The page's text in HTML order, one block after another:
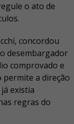
o ato de
concordou
desembargador
comprovado e
permite a direção
existia
regras do